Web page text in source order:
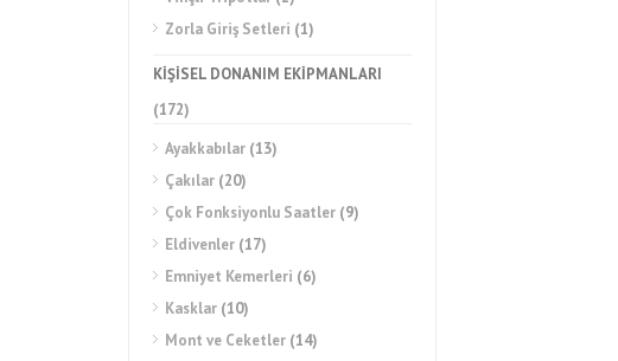
Zorla Giriş Setleri (1)
KİŞİSEL DONANIM EKİPMANLARI
(172)
Ayakkabılar (13)
Çakılar (20)
Çok Fonksiyonlu Saatler (9)
Eldivenler (17)
Emniyet Kemerleri (6)
Kasklar (10)
Mont ve Ceketler (14)